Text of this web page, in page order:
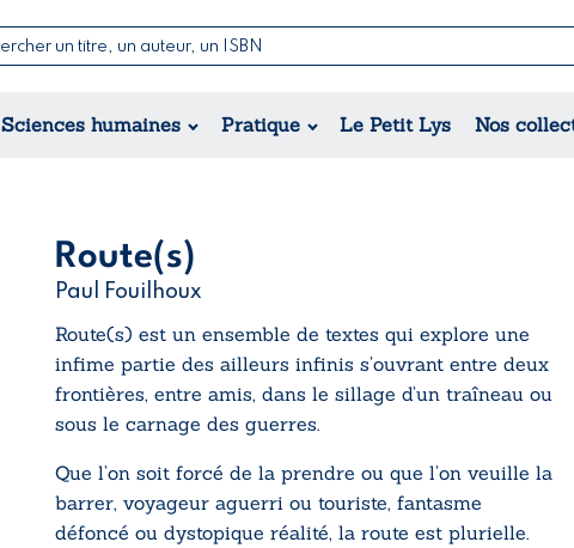
Sciences humaines Pratique Le Petit Lys Nos
Romance
Jeunesse
Nouvelles & Contes
Théâtre
Route(s)
Paul Fouilhoux
Route(s) est un ensemble de textes qui explore une
infime partie des ailleurs infinis s’ouvrant entre deux
frontières, entre amis, dans le sillage d’un traîneau ou
sous le carnage des guerres.
Que l’on soit forcé de la prendre ou que l’on veuille la
barrer, voyageur aguerri ou touriste, fantasme
défoncé ou dystopique réalité, la route est plurielle.